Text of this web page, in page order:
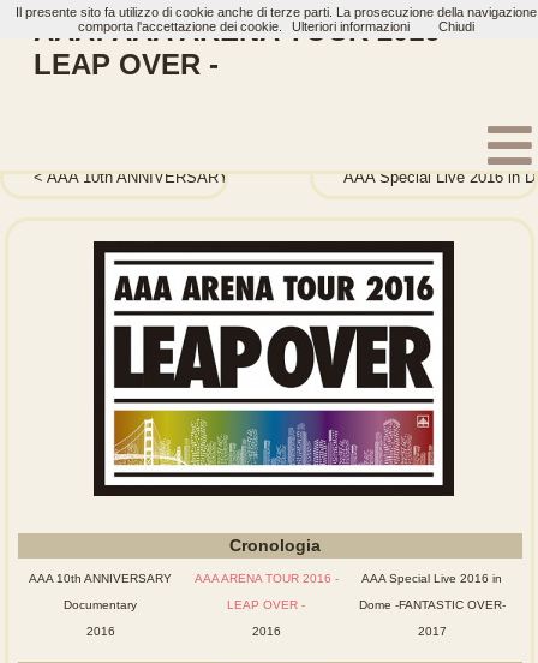
AAA: AAA ARENA TOUR 2016 -
LEAP OVER -
AAA 10th ANNIVERSARY Documentary AAA Special Live 2016 in
Cronologia
AAA 10th ANNIVERSARY
Documentary
2016
AAA ARENA TOUR 2016 -
LEAP OVER -
2016
AAA Special Live 2016 in
Dome -FANTASTIC OVER-
2017
Il presente sito fa utilizzo di cookie anche di terze parti. La prosecuzione della navigazione
comporta l'accettazione dei cookie.
Ulteriori informazioni Chiudi